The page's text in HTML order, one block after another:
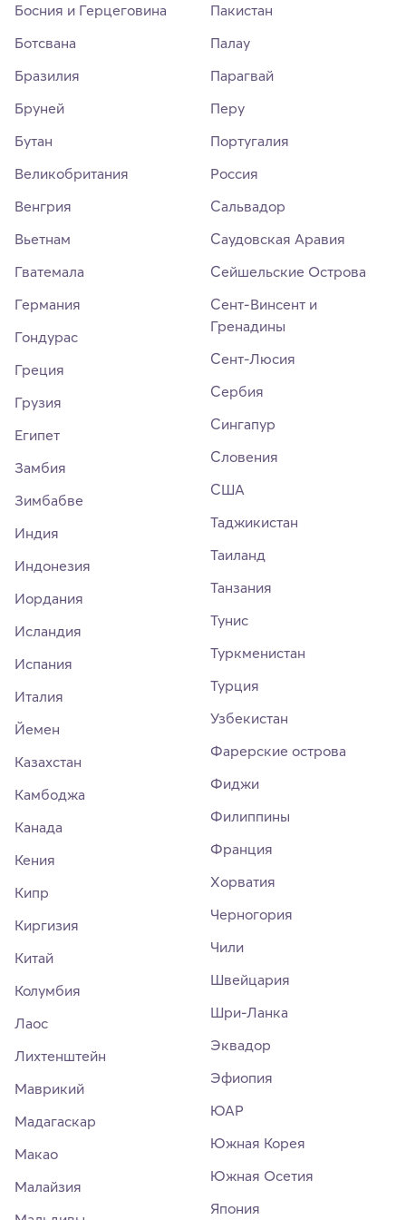
Босния и Герцеговина
Ботсвана
Бразилия
Бруней
Бутан
Великобритания
Венгрия
Вьетнам
Гватемала
Германия
Гондурас
Греция
Грузия
Египет
Замбия
Зимбабве
Индия
Индонезия
Иордания
Исландия
Испания
Италия
Йемен
Казахстан
Камбоджа
Канада
Кения
Кипр
Киргизия
Китай
Колумбия
Лаос
Лихтенштейн
Маврикий
Мадагаскар
Макао
Малайзия
Пакистан
Палау
Парагвай
Перу
Португалия
Россия
Сальвадор
Саудовская Аравия
Сейшельские Острова
Сент-Винсент и
Гренадины
Сент-Люсия
Сербия
Сингапур
Словения
США
Таджикистан
Таиланд
Танзания
Тунис
Туркменистан
Турция
Узбекистан
Фарерские острова
Фиджи
Филиппины
Франция
Хорватия
Черногория
Чили
Швейцария
Шри-Ланка
Эквадор
Эфиопия
ЮАР
Южная Корея
Южная Осетия
Япония